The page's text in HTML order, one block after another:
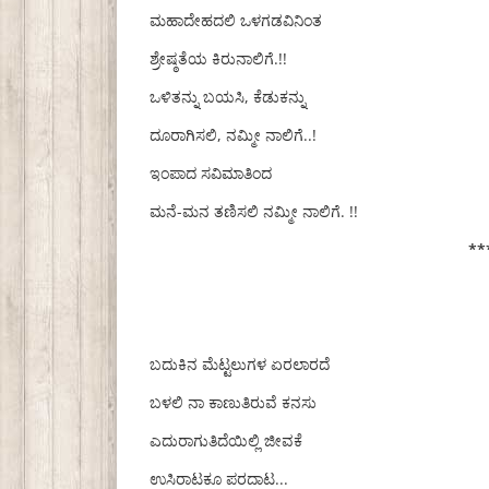
ಮಹಾದೇಹದಲಿ ಒಳಗಡವಿನಿಂತ
ಶ್ರೇಷ್ಠತೆಯ ಕಿರುನಾಲಿಗೆ.!!
ಒಳಿತನ್ನು ಬಯಸಿ, ಕೆಡುಕನ್ನು
ದೂರಾಗಿಸಲಿ, ನಮ್ಮೀ ನಾಲಿಗೆ..!
ಇಂಪಾದ ಸವಿಮಾತಿಂದ
ಮನೆ-ಮನ ತಣಿಸಲಿ ನಮ್ಮೀ ನಾಲಿಗೆ. !!
ಬದುಕಿನ ಮೆಟ್ಟಲುಗಳ ಏರಲಾರದೆ
ಬಳಲಿ ನಾ ಕಾಣುತಿರುವೆ ಕನಸು
ಎದುರಾಗುತಿದೆಯಿಲ್ಲಿ ಜೀವಕೆ
ಉಸಿರಾಟಕೂ ಪರದಾಟ...